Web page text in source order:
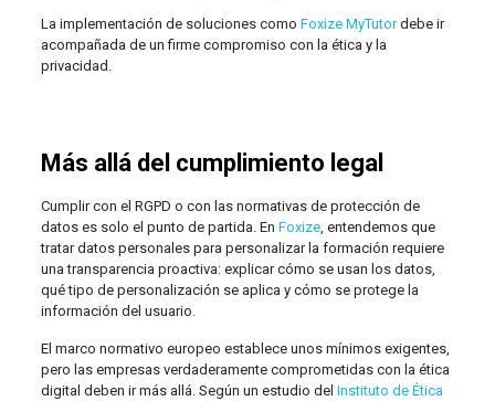
La implementación de soluciones como Foxize MyTutordebe ir
acompañada de un firme compromiso con la ética y la
privacidad.
Más allá del cumplimiento legal
Cumplir con el RGPD o con las normativas de protección de
datos es solo el punto de partida. En Foxize, entendemos que
tratar datos personales para personalizar la formación requiere
una transparencia proactiva: explicar cómo se usan los datos,
qué tipo de personalización se aplica y cómo se protege la
información del usuario.
El marco normativo europeo establece unos mínimos exigentes,
pero las empresas verdaderamente comprometidas con la ética
digital deben ir más allá. Según un estudio del Instituto de Ética